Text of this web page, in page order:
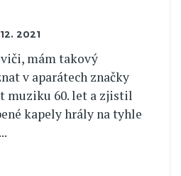
2021
mám takový
v aparátech značky
muziku 60. let a zjistil
kapely hrály na tyhle